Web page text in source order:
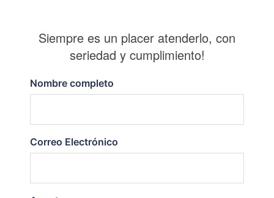
Siempre es un placer atenderlo, con
seriedad y cumplimiento!
Nombre completo
Correo Electrónico